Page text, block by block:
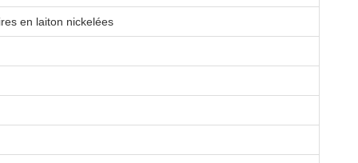
en laiton nickelées